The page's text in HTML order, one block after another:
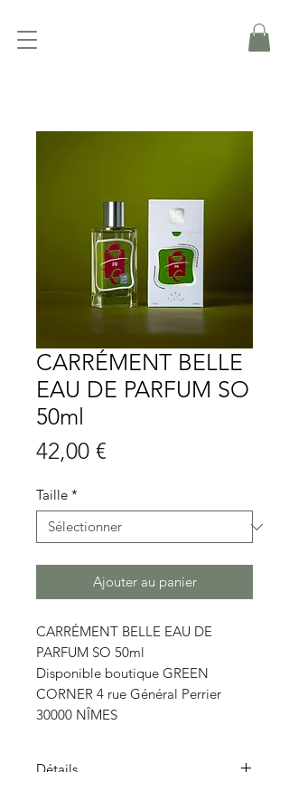
CARRÉMENT BELLE
EAU DE PARFUM SO
50ml
42,00 €
Taille *
Ajouter au panier
CARRÉMENT BELLE EAU DE
PARFUM SO 50ml
Disponible boutique GREEN
CORNER 4 rue Général Perrier
30000 NÎMES
Détails